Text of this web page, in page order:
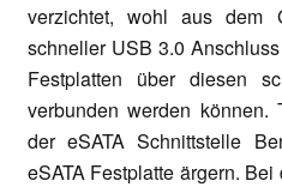
verzichtet, wohl aus dem
schneller USB 3.0
Festplatten über diesen
verbunden werden können.
der eSATA Schnittstelle
eSATA Festplatte ärgern.